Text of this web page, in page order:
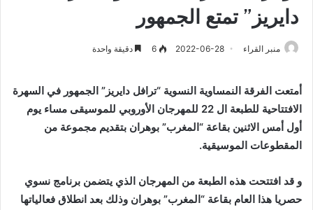
دايريز” تمتع الجمهور
منبر القراء 2022-06-28
6 دقيقة واحدة
أمتعت الفرقة النمساوية النسوية “ترافل دايريز” الجمهور في السهرة
الافتتاحية للطبعة ال 22 للمهرجان الأوروبي للموسيقى مساء يوم
أول أمس الاثنين بقاعة “المغرب” بوهران بتقديم مجموعة من
المقطوعات الموسيقية.
و قد افتتحت هذه الطبعة من المهرجان الذي يتضمن برنامج نسوي
حصريا هذا العام بقاعة “المغرب” بوهران وذلك بعد انطلاق فعالياتها